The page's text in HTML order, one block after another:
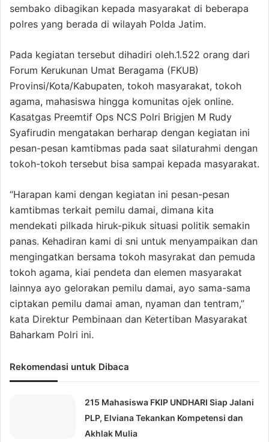
sembako dibagikan kepada masyarakat di beberapa
polres yang berada di wilayah Polda Jatim.
Pada kegiatan tersebut dihadiri oleh.1.522 orang dari
Forum Kerukunan Umat Beragama (FKUB)
Provinsi/Kota/Kabupaten, tokoh masyarakat, tokoh
agama, mahasiswa hingga komunitas ojek online.
Kasatgas Preemtif Ops NCS Polri Brigjen M Rudy
Syafirudin mengatakan berharap dengan kegiatan ini
pesan-pesan kamtibmas pada saat silaturahmi dengan
tokoh-tokoh tersebut bisa sampai kepada masyarakat.
“Harapan kami dengan kegiatan ini pesan-pesan
kamtibmas terkait pemilu damai, dimana kita
mendekati pilkada hiruk-pikuk situasi politik semakin
panas. Kehadiran kami di sni untuk menyampaikan dan
mengingatkan bersama tokoh masyrakat dan pemuda
tokoh agama, kiai pendeta dan elemen masyarakat
lainnya ayo gelorakan pemilu damai, ayo sama-sama
ciptakan pemilu damai aman, nyaman dan tentram,”
kata Direktur Pembinaan dan Ketertiban Masyarakat
Baharkam Polri ini.
Rekomendasi untuk Dibaca
215 Mahasiswa FKIP UNDHARI Siap Jalani
PLP, Elviana Tekankan Kompetensi dan
Akhlak Mulia